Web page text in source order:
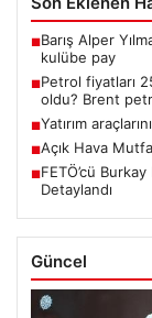
■Barış Alper
kulübe pay
■Petrol fiyatları
oldu? Brent
■Yatırım
■Açık Hava
■FETÖ’cü
Detaylandı
Güncel